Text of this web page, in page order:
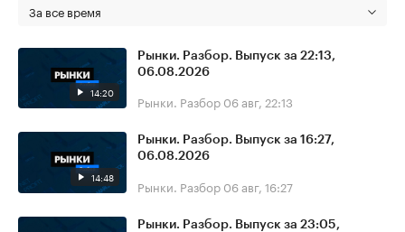
За все время
14:20
Рынки. Разбор. Выпуск за 22:13,
06.08.2026
Рынки. Разбор 06 авг, 22:13
14:48
Рынки. Разбор. Выпуск за 16:27,
06.08.2026
Рынки. Разбор 06 авг, 16:27
Рынки. Разбор. Выпуск за 23:05,